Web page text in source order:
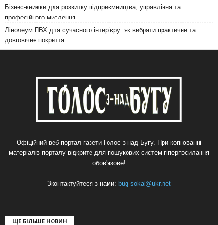
Бізнес-книжки для розвитку підприємництва, управління та
професійного мислення
Лінолеум ПВХ для сучасного інтер’єру: як вибрати практичне та
довговічне покриття
Офіційний веб-портал газети Голос з-над Бугу. При копіюванні
матеріалів порталу відкрите для пошукових систем гіперпосилання
обов'язове!
Зконтактуйтеся з нами: bug-sokal@ukr.net
ЩЕ БІЛЬШЕ НОВИН